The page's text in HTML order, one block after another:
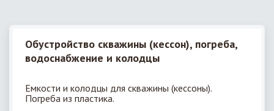
Обустройство скважины (кессон), погреба,
водоснабжение и колодцы
Емкости и колодцы для скважины (кессоны).
Погреба из пластика.